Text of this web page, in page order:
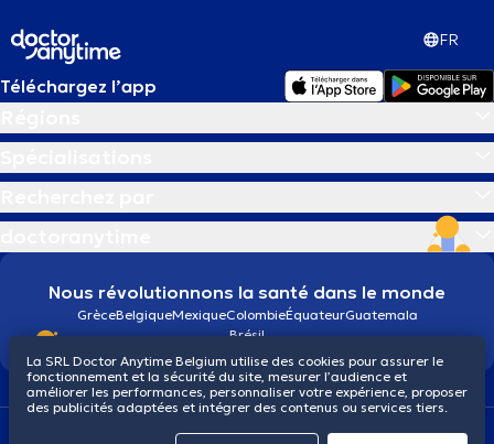
FR
Téléchargez l’app
Nous révolutionnons la santé dans le monde
GrèceBelgiqueMexiqueColombieÉquateurGuatemala
Brésil
Conditions généralesCookiesPolitique de confidentialité
La SRL Doctor Anytime Belgium utilise des cookies pour assurer le
fonctionnement et la sécurité du site, mesurer l’audience et
améliorer les performances, personnaliser votre expérience, proposer
des publicités adaptées et intégrer des contenus ou services tiers.